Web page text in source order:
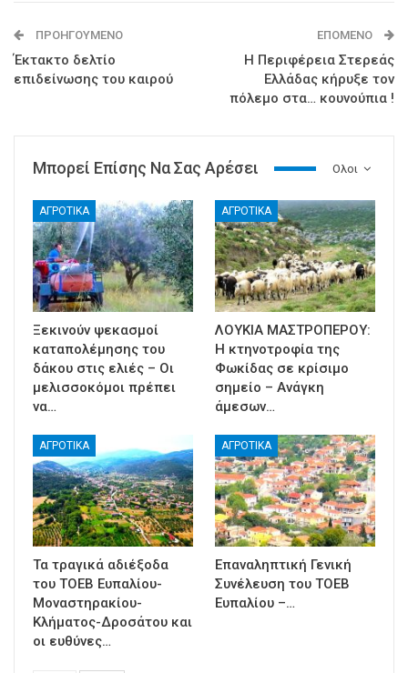
ΠΡΟΗΓΟΎΜΕΝΟ
Έκτακτο δελτίο
επιδείνωσης του καιρού
ΕΠΌΜΕΝΟ
Η Περιφέρεια Στερεάς
Ελλάδας κήρυξε τον
πόλεμο στα… κουνούπια !
Ολοι
Μπορεί Επίσης Να Σας Αρέσει
ΑΓΡΟΤΙΚΑ
Ξεκινούν ψεκασμοί
καταπολέμησης του
δάκου στις ελιές – Οι
μελισσοκόμοι πρέπει
να…
ΑΓΡΟΤΙΚΑ
ΛΟΥΚΙΑ ΜΑΣΤΡΟΠΕΡΟΥ:
Η κτηνοτροφία της
Φωκίδας σε κρίσιμο
σημείο – Ανάγκη
άμεσων…
ΑΓΡΟΤΙΚΑ
Τα τραγικά αδιέξοδα
του ΤΟΕΒ Ευπαλίου-
Μοναστηρακίου-
Κλήματος-Δροσάτου και
οι ευθύνες…
ΑΓΡΟΤΙΚΑ
Επαναληπτική Γενική
Συνέλευση του ΤΟΕΒ
Ευπαλίου –…